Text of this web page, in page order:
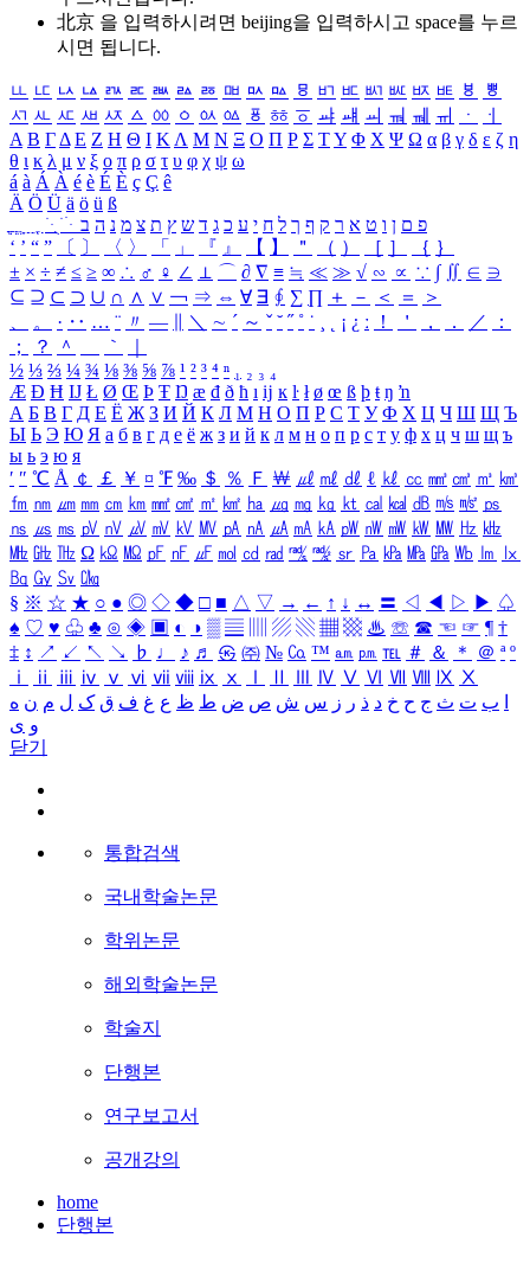
北京 을 입력하시려면 beijing을 입력하시고 space를 누르
시면 됩니다.
ㅥ ㅦ ㅧ ㅨ ㅩ ㅪ ㅫ ㅬ ㅭ ㅮ ㅯ ㅰ ㅱ ㅲ ㅳ ㅴ ㅵ ㅶ ㅷ ㅸ
ㅹ
ㅺ ㅻ ㅼ ㅽ ㅾ ㅿ ㆀ ㆁ ㆂ ㆃ ㆄ ㆅ ㆆ ㆇ ㆈ ㆉ ㆊ ㆋ ㆌ ㆍ
ㆎ
Α Β ΓΔ Ε Ζ Η Θ Ι ΚΛ Μ Ν Ξ Ο Π Ρ Σ ΤΥ Φ Χ Ψ Ω α β γ δ ε ζ η
θ ι κ λ μ ν ξ ο π ρ σ τ υ φ χ ψ ω
á à Á À é è É È ç Ç ê
Ä Ö Ü ä ö ü ß
ִֶֹ ֻּ ׁׂ פ ם ן ו ט א ר ק ף ך ל ח י ע כ ג ד ש ץ ת צ מ נ ה ב
‘ ’ “ ” 〔 〕 〈 〉 「 」 『 』 【 】 ＂ （ ） ［ ］ ｛ ｝
± × ÷ ≠ ≤ ≥ ∞ ∴ ♂ ♀ ∠ ⊥ ⌒ ∂ ∇ ≡ ≒ ≪ ≫ √ ∽ ∝ ∵ ∫ ∬ ∈ ∋
⊆ ⊇ ⊂ ⊃ ∪ ∩ ∧ ∨ ￢ ⇒ ⇔ ∀ ∃ ∮ ∑ ∏ ＋ － ＜ ＝
＞
、
。 · ‥ … ¨ 〃 ― ＼ ∼ ´ ～ ˇ ˘ ˝ ˚ ˙ ¸ ¡ ¿ ː ！ ＇ ， ． ／
：
；
？ ＾ ｀
½ ⅓ ⅔ ¼ ¾ ⅛ ⅜ ⅝ ⅞ ¹ ² ³ ⁴ ⁿ ₁ ₂ ₃ ₄
Æ Ð Ħ Ĳ Ł Ø Œ Þ Ŧ Ŋ æ đ ð ħ ı ĳ ĸ ŀ ł ø œ ß þ ŧ ŋ ŉ
А Б В Г Д Е Ё Ж З И Й К Л М Н О П Р С Т У Ф Х Ц Ч Ш Щ Ъ
Ы Ь Э Ю Я а б в г д е ё ж з и й к л м н о п р с т у ф х ц ч ш щ ъ
ы ь э ю я
′ ″ ℃ Å ￠ ￡ ￥ ¤ ℉ ‰ ＄ ％ Ｆ ￦ ㎕ ㎖ ㎗ ℓ ㎘ ㏄ ㎣ ㎤ ㎥ ㎦
㎙ ㎚ ㎛ ㎜ ㎝ ㎞ ㎟ ㎠ ㎡ ㎢ ㏊ ㎍ ㎎ ㎏ ㏏ ㎈ ㎉ ㏈ ㎧ ㎨ ㎰
㎱ ㎲ ㎳ ㎴ ㎵ ㎶ ㎷ ㎸ ㎹ ㎀ ㎁ ㎂ ㎃ ㎄ ㎺ ㎻ ㎽ ㎾ ㎿ ㎐ ㎑
㎒ ㎓ ㎔ Ω ㏀ ㏁ ㎊ ㎋ ㎌ ㏖ ㏅ ㎭ ㎮ ㎯ ㏛ ㎩ ㎪ ㎫ ㎬ ㏝ ㏐
㏓
㏃ ㏉ ㏜ ㏆
§ ※ ☆ ★ ○ ● ◎ ◇ ◆ □ ■ △ ▽ → ← ↑ ↓ ↔ 〓 ◁ ◀ ▷ ▶ ♤
♠ ♡ ♥ ♧ ♣ ⊙ ◈ ▣ ◐ ◑ ▒ ▤ ▨ ▧ ▦ ▩ ♨ ☏ ☎ ☜ ☞ ¶ †
‡ ↕ ↗ ↙ ↖ ↘ ♭ ♩ ♪ ♬ ㉿ ㈜ № ㏇ ™ ㏂ ㏘ ℡ ＃ ＆ ＊ ＠ ª º
ⅰ
ⅱ ⅲ ⅳ ⅴ ⅵ ⅶ ⅷ ⅸ ⅹ Ⅳ Ⅴ Ⅵ Ⅶ Ⅷ Ⅸ Ⅹ
ب ت ث ج ح خ د ذ ر ز س ش ص ض ط ظ ع غ ف ق ک ل م ن ه
و ی
닫기
통합검색
국내학술논문
학위논문
해외학술논문
학술지
단행본
연구보고서
공개강의
home
단행본